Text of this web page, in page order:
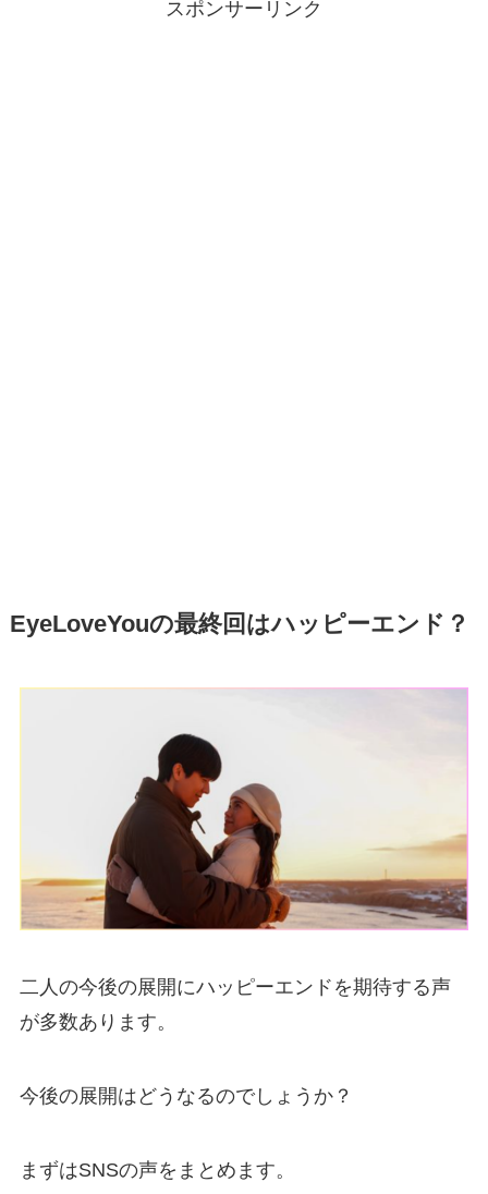
スポンサーリンク
EyeLoveYouの最終回はハッピーエンド？
二人の今後の展開にハッピーエンドを期待する声
が多数あります。
今後の展開はどうなるのでしょうか？
まずはSNSの声をまとめます。